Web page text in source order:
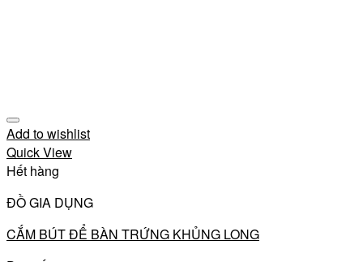
Add to wishlist
Quick View
Hết hàng
ĐỒ GIA DỤNG
CẮM BÚT ĐỂ BÀN TRỨNG KHỦNG LONG